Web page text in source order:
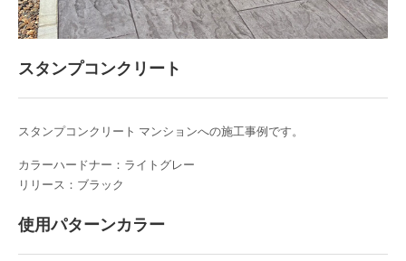
スタンプコンクリート
スタンプコンクリート マンションへの施工事例です。
カラーハードナー：ライトグレー
リリース：ブラック
使用パターンカラー